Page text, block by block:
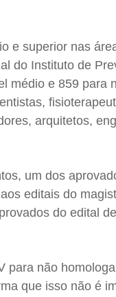
e superior nas
do Instituto de
médio e 859 para
arquitetos,
um dos
editais do
do edital
para não
que isso não é